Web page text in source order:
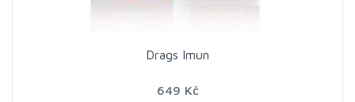
Drags Imun
649 Kč